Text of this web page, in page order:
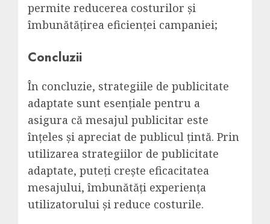
permite reducerea costurilor și
îmbunătățirea eficienței campaniei;
Concluzii
În concluzie, strategiile de publicitate
adaptate sunt esențiale pentru a
asigura că mesajul publicitar este
înțeles și apreciat de publicul țintă. Prin
utilizarea strategiilor de publicitate
adaptate, puteți crește eficacitatea
mesajului, îmbunătăți experiența
utilizatorului și reduce costurile.